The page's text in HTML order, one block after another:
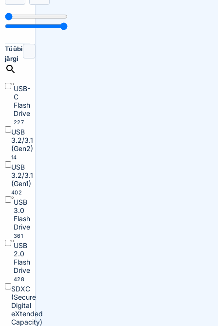
Tüübi
järgi
USB-
C
Flash
Drive
227
USB
3.2/3.1
(Gen2)
14
USB
3.2/3.1
(Gen1)
402
USB
3.0
Flash
Drive
361
USB
2.0
Flash
Drive
428
SDXC
(Secure
Digital
eXtended
Capacity)